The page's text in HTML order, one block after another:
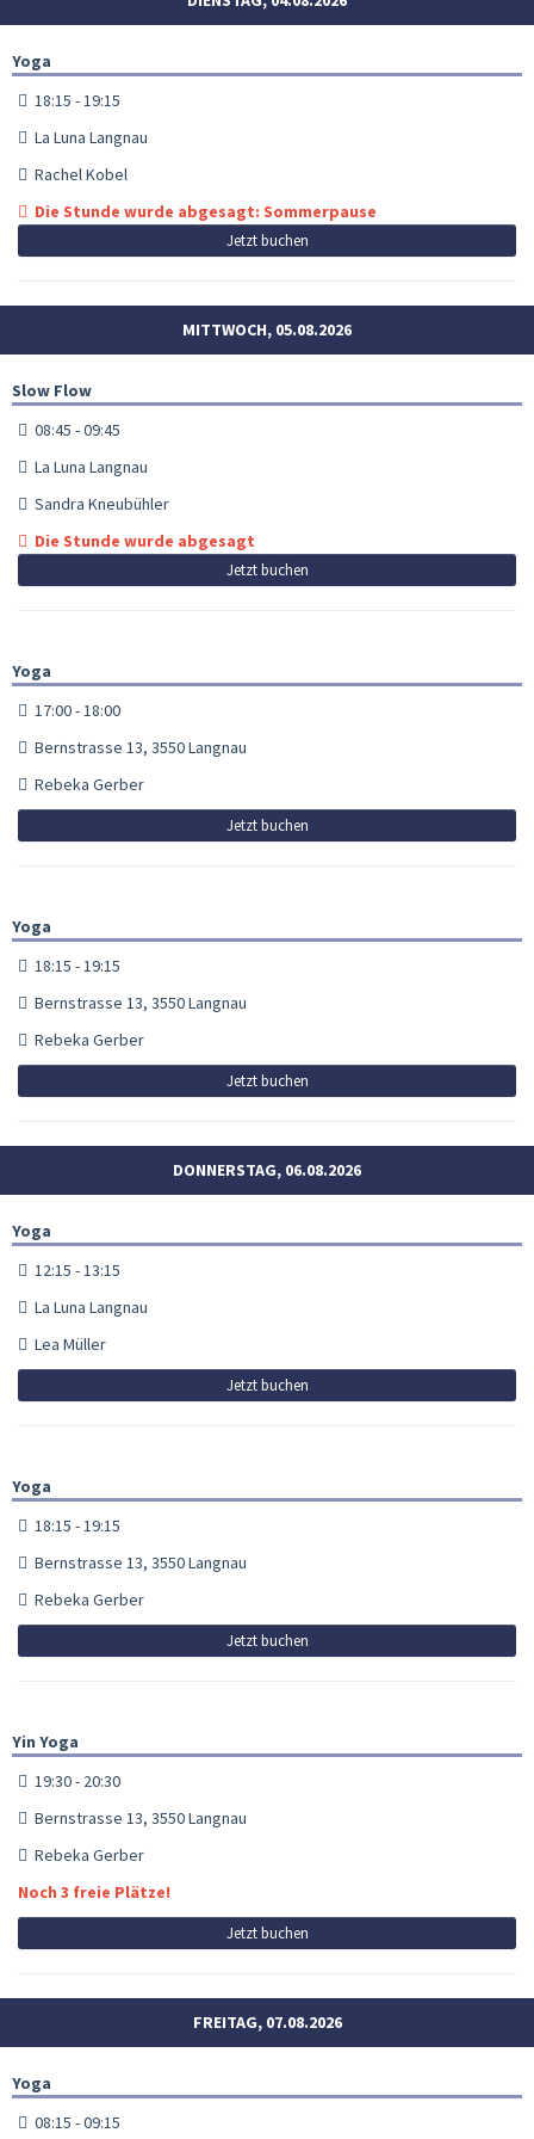
Yoga
18:15 - 19:15
La Luna Langnau
Rachel Kobel
Die Stunde wurde abgesagt: Sommerpause
Jetzt buchen
MITTWOCH, 05.08.2026
Slow Flow
08:45 - 09:45
La Luna Langnau
Sandra Kneubühler
Die Stunde wurde abgesagt
Jetzt buchen
Yoga
17:00 - 18:00
Bernstrasse 13, 3550 Langnau
Rebeka Gerber
Jetzt buchen
Yoga
18:15 - 19:15
Bernstrasse 13, 3550 Langnau
Rebeka Gerber
Jetzt buchen
DONNERSTAG, 06.08.2026
Yoga
12:15 - 13:15
La Luna Langnau
Lea Müller
Jetzt buchen
Yoga
18:15 - 19:15
Bernstrasse 13, 3550 Langnau
Rebeka Gerber
Jetzt buchen
Yin Yoga
19:30 - 20:30
Bernstrasse 13, 3550 Langnau
Rebeka Gerber
Noch 3 freie Plätze!
Jetzt buchen
FREITAG, 07.08.2026
Yoga
08:15 - 09:15